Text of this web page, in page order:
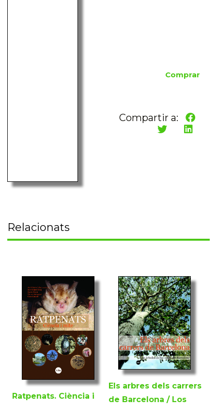
Comprar
Compartir a:
Relacionats
Ratpenats. Ciència i
Els arbres dels carrers
de Barcelona / Los